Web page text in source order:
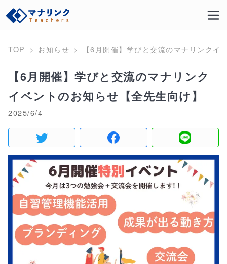
TOP お知らせ 【6月開催】学びと交流のマナリンクイ
【6月開催】学びと交流のマナリンク
イベントのお知らせ【全先生向け】
2025/6/4